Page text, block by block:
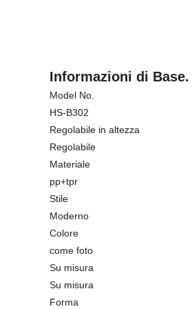
Informazioni di Base.
Model No.
HS-B302
Regolabile in altezza
Regolabile
Materiale
pp+tpr
Stile
Moderno
Colore
come foto
Su misura
Su misura
Forma